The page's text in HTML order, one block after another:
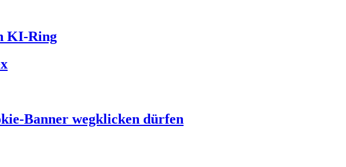
KI-Ring
Banner wegklicken dürfen